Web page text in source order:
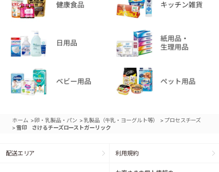
ホーム >卵・乳製品・パン >乳製品（牛乳・ヨーグルト等） > プロセスチーズ
>雪印 さけるチーズローストガーリック
配送エリア 利用規約